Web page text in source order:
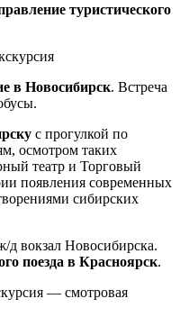
туристического
в Новосибирск. Встреча
с прогулкой по
осмотром таких
театр и Торговый
появления современных
сибирских
д вокзал Новосибирска.
поезда в Красноярск.
— смотровая